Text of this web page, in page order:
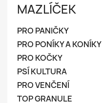
MAZLÍČEK
PRO PANIČKY
PRO PONÍKY A KONÍKY
PRO KOČKY
PSÍ KULTURA
PRO VENČENÍ
TOP GRANULE